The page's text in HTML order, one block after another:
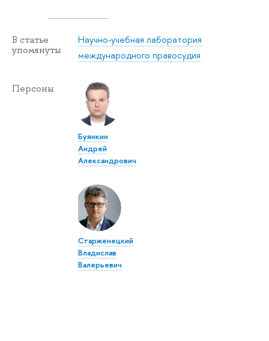
В статье
упомянуты
Научно-учебная лаборатория
международного правосудия
Персоны
Буянкин
Андрей
Александрович
Старженецкий
Владислав
Валерьевич